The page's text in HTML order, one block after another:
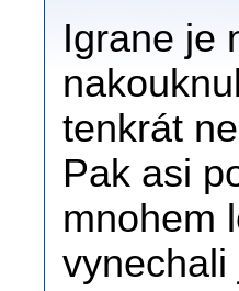
Igrane je
tenkrát
Pak asi
mnohem
vynechali